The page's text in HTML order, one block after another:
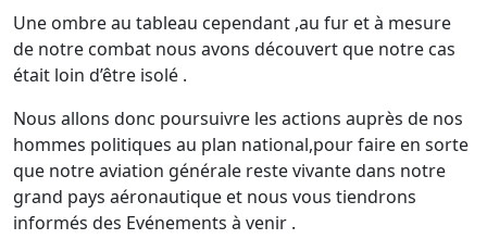
Une ombre au tableau cependant ,au fur et à mesure
de notre combat nous avons découvert que notre cas
était loin d’être isolé .
Nous allons donc poursuivre les actions auprès de nos
hommes politiques au plan national,pour faire en sorte
que notre aviation générale reste vivante dans notre
grand pays aéronautique et nous vous tiendrons
informés des Evénements à venir .